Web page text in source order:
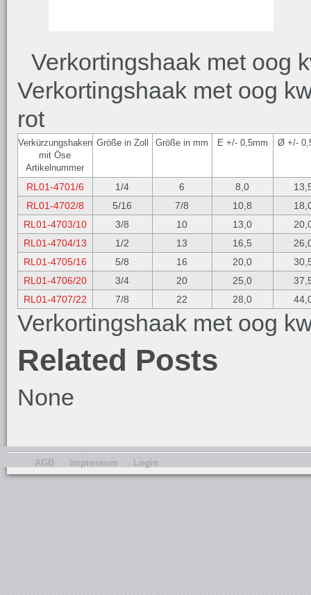
Verkortingshaak met oog
Verkortingshaak met oog
rot
Verkürzungshaken
mit Öse
Artikelnummer
Größe in Zoll Größe in mm E +/- 0,5mm Ø +/-
RL01-4701/6 1/4 6 8,0
RL01-4702/8
5/16 7/8 10,8
RL01-4703/10
3/8 10 13,0
RL01-4704/13
1/2 13 16,5
RL01-4705/16
5/8 16 20,0
RL01-4706/20
3/4 20 25,0
RL01-4707/22
7/8 22 28,0
Verkortingshaak met oog
Related Posts
None
AGB Impressum Login